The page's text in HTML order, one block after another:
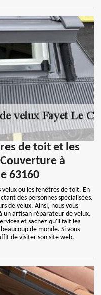
de toit et les
à
63160
velux ou les fenêtres de toit. En
des personnes spécialisées.
de velux. Ainsi, nous vous
un artisan réparateur de velux.
et sachez qu'il fait les
de monde. Si vous
de visiter son site web.